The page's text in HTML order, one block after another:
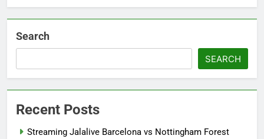
Search
SEARCH
Recent Posts
Streaming Jalalive Barcelona vs Nottingham Forest